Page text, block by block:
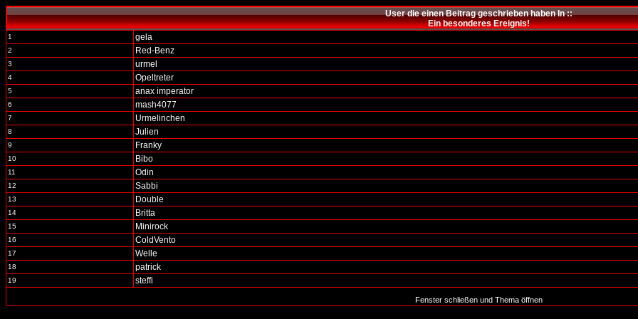
User die einen Beitrag geschrieben haben In ::
Ein besonderes Ereignis!
1 gela
2 Red-Benz
3 urmel
4 Opeltreter
5 anax imperator
6 mash4077
7 Urmelinchen
8 Julien
9 Franky
10 Bibo
11 Odin
12 Sabbi
13 Double
14 Britta
15 Minirock
16 ColdVento
17 Welle
18 patrick
19 steffi
Fenster schließen und Thema öffnen